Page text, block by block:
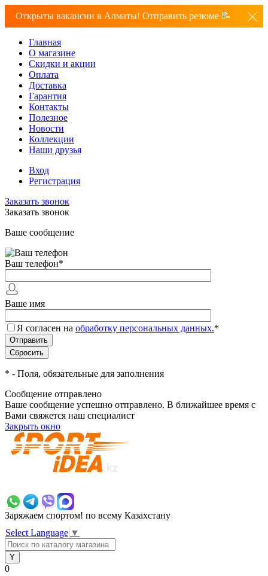
Открыты вакансии в Алматы! Отправить резюме 📝
Главная
О магазине
Скидки и акции
Оплата
Доставка
Гарантия
Контакты
Полезное
Новости
Коллекции
Наши друзья
Вход
Регистрация
Заказать звонок
Заказать звонок
Ваше сообщение
Ваш телефон*
Ваше имя
Я согласен на обработку персональных данных.*
* - Поля, обязательные для заполнения
Сообщение отправлено
Ваше сообщение успешно отправлено. В ближайшее время с
Вами свяжется наш специалист
Закрыть окно
Заряжаем спортом! по всему Казахстану
Select Language ▼
0